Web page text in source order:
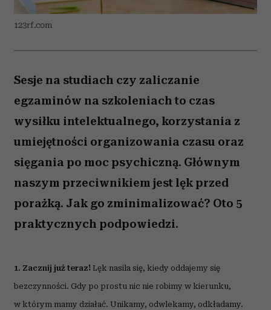
123rf.com
Sesje na studiach czy zaliczanie
egzaminów na szkoleniach to czas
wysiłku intelektualnego, korzystania z
umiejętności organizowania czasu oraz
sięgania po moc psychiczną. Głównym
naszym przeciwnikiem jest lęk przed
porażką. Jak go zminimalizować? Oto 5
praktycznych podpowiedzi.
1. Zacznij już teraz! Lęk nasila się, kiedy oddajemy się
bezczynności. Gdy po prostu nic nie robimy w kierunku,
w którym mamy działać. Unikamy, odwlekamy, odkładamy.